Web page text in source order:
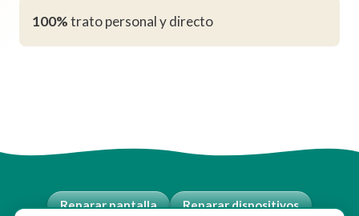
100%trato personal y directo
Reparar pantalla Reparar dispositivos